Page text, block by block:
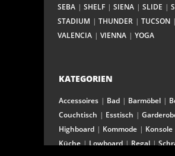
SEBA
SHELF SIENA SLIDE
STADIUM
THUNDER
TUCSON
VALENCIA
VIENNA YOGA
KATEGORIEN
Accessoires Bad Barmöbel
Couchtisch
Esstisch
Highboard
Kommode
Konsole
Küche
Lowboard Regal